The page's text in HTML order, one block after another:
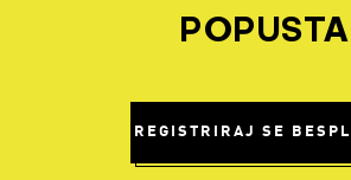
POPUSTA
REGISTRIRAJ SE